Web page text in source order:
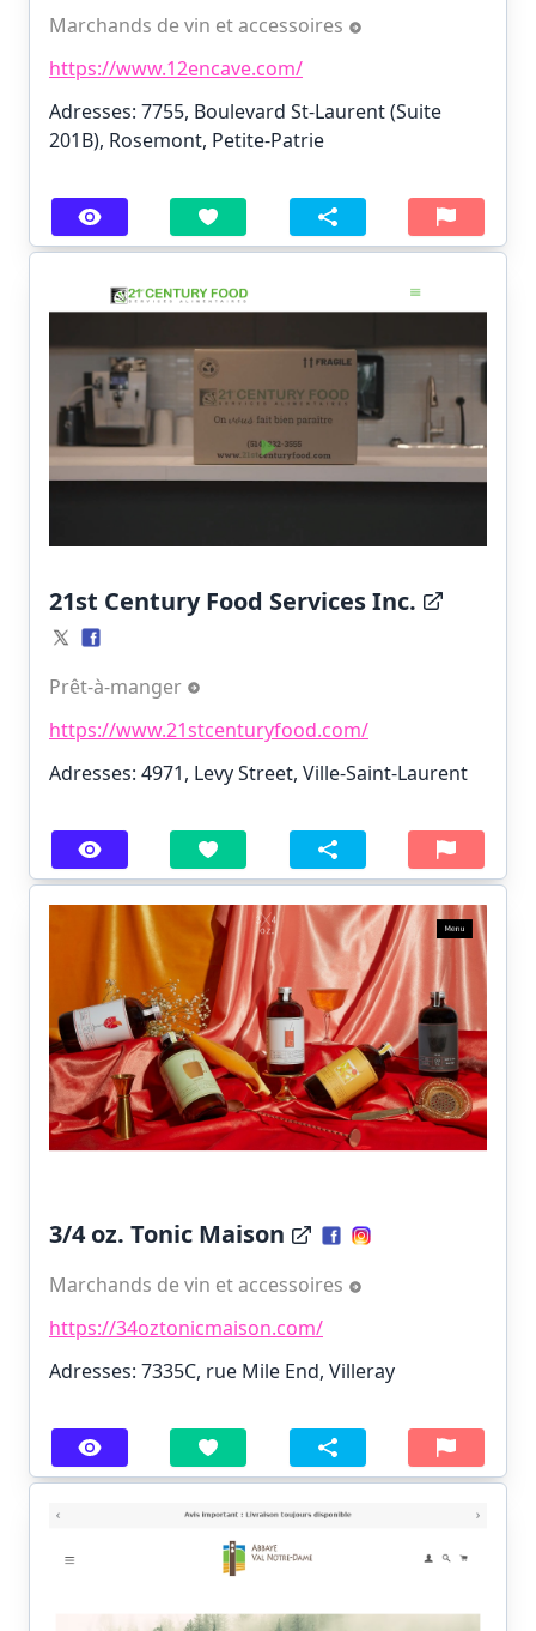
Marchands de vin et accessoires
https://www.12encave.com/
Adresses: 7755, Boulevard St-Laurent (Suite
201B), Rosemont, Petite-Patrie
21st Century Food Services Inc.
Prêt-à-manger
https://www.21stcenturyfood.com/
Adresses: 4971, Levy Street, Ville-Saint-Laurent
3/4 oz. Tonic Maison
Marchands de vin et accessoires
https://34oztonicmaison.com/
Adresses: 7335C, rue Mile End, Villeray